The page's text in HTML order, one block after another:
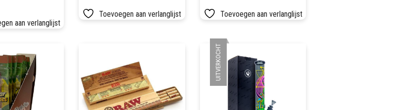
aan verlanglijst
Toevoegen aan verlanglijst Toevoegen aan verlanglijst
UITVERKOCHT